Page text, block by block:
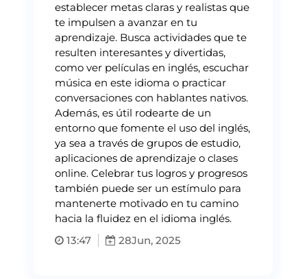
establecer metas claras y realistas que
te impulsen a avanzar en tu
aprendizaje. Busca actividades que te
resulten interesantes y divertidas,
como ver películas en inglés, escuchar
música en este idioma o practicar
conversaciones con hablantes nativos.
Además, es útil rodearte de un
entorno que fomente el uso del inglés,
ya sea a través de grupos de estudio,
aplicaciones de aprendizaje o clases
online. Celebrar tus logros y progresos
también puede ser un estímulo para
mantenerte motivado en tu camino
hacia la fluidez en el idioma inglés.
13:47
28Jun, 2025